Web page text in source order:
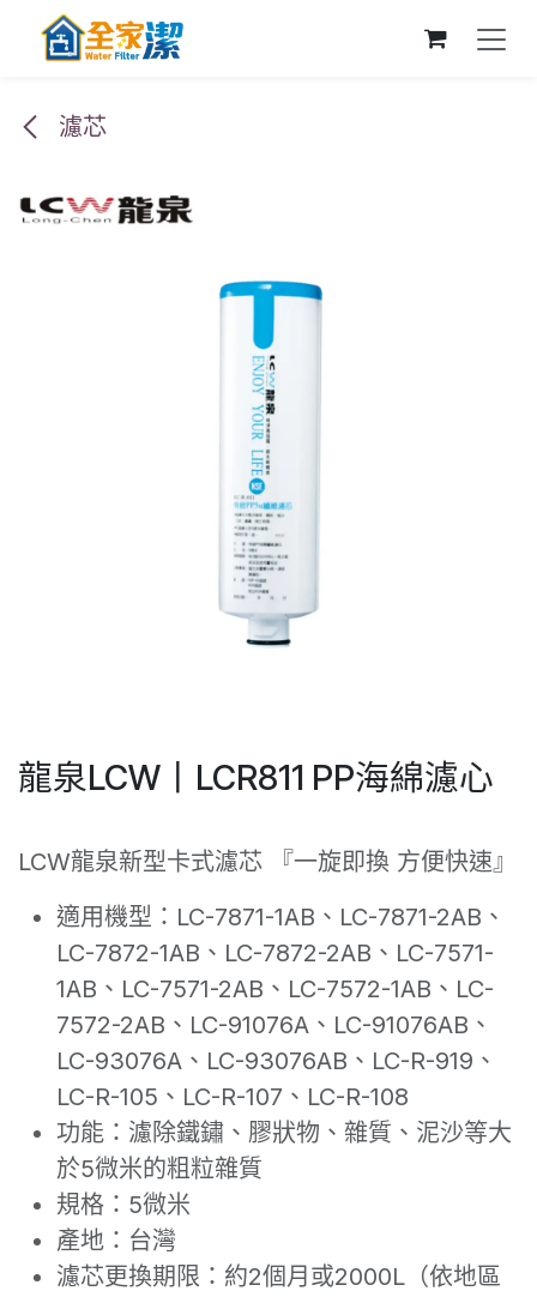
跳至內容
濾芯
龍泉LCW丨LCR811 PP海綿濾心
LCW龍泉新型卡式濾芯 『一旋即換 方便快速』
適用機型：LC-7871-1AB、LC-7871-2AB、
LC-7872-1AB、LC-7872-2AB、LC-7571-
1AB、LC-7571-2AB、LC-7572-1AB、LC-
7572-2AB、LC-91076A、LC-91076AB、
LC-93076A、LC-93076AB、LC-R-919、
LC-R-105、LC-R-107、LC-R-108
功能：濾除鐵鏽、膠狀物、雜質、泥沙等大
於5微米的粗粒雜質
規格：5微米
產地：台灣
濾芯更換期限：約2個月或2000L（依地區